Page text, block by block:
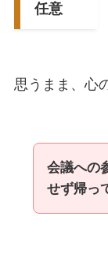
任意
思うまま、心
会議への
せず帰っ